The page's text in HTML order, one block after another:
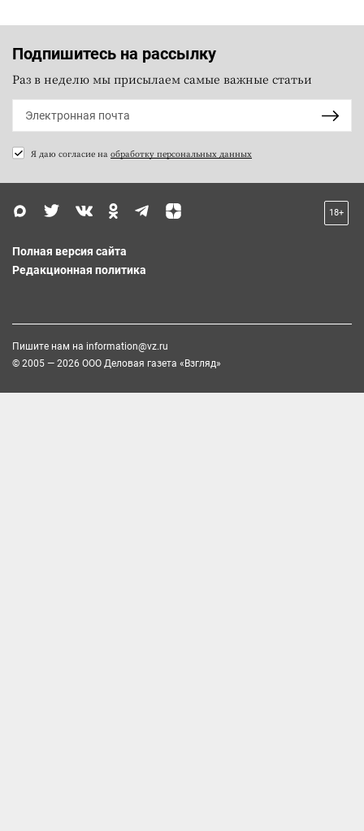
Подпишитесь на рассылку
Раз в неделю мы присылаем самые важные статьи
Я даю согласие на обработку персональных данных
18+
Полная версия сайта
Редакционная политика
Пишите нам на information@vz.ru
© 2005 — 2026 ООО Деловая газета «Взгляд»